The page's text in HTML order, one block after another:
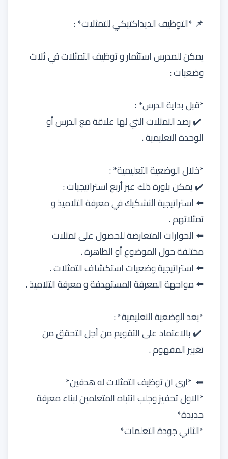
📌 *التوظيف الديداكتيكي للتمثلات* :
يمكن للمدرس استثمار و توظيف التمثلات في ثلاث
وضعيات :
*قبل بداية الدرس* :
✔️ رصد التمثلات التي لها علاقة مع الدرس أو
الوحدة التعليمية .
*خلال الوضعية التعليمية* :
✔️ يمكن بلورة ذلك عبر أربع استراتيجيات :
⬅️ استراتيجية التشكيك في معرفة التلاميذ و
تمثلاتهم .
⬅️ الحوارات المتعارضة للحصول على تمثلات
مختلفة حول الموضوع أو الظاهرة .
⬅️ استراتيجية وضعيات استكشاف التمثلات .
⬅️ مواجهة المعرفة المستهدفة و معرفة التلاميذ .
*بعد الوضعية التعليمية* :
✔️ بالاعتماد على التقويم من أجل التحقق من
تغيير المفهوم .
⬅ *ارى ان توظيف التمثلات له هدفين*
*الاول تحفيز وجلب انتباه المتعلمين لبناء معرفة
جديدة*
*الثاني جودة التعلمات*